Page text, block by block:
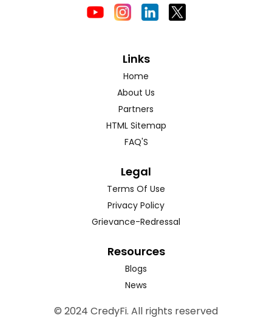
Links
Home
About Us
Partners
HTML Sitemap
FAQ'S
Legal
Terms Of Use
Privacy Policy
Grievance-Redressal
Resources
Blogs
News
© 2024 CredyFi. All rights reserved